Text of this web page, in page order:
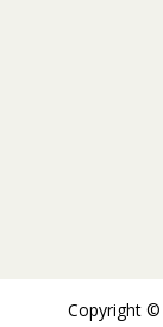
Copyright ©